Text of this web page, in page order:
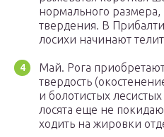
нормального размера,
твердения. В
лосихи начинают
Май. Рога
твердость
и болотистых
лосята еще не
ходить на жировки